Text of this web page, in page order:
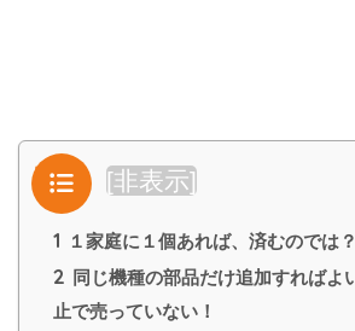
目次 [非表示]
1 １家庭に１個あれば、済むのでは？
2 同じ機種の部品だけ追加すればよ
止で売っていない！